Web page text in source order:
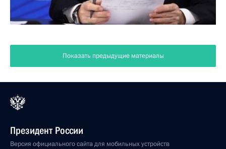
Показать предыдущие материалы
Президент России
Версия официального сайта для мобильных устройств